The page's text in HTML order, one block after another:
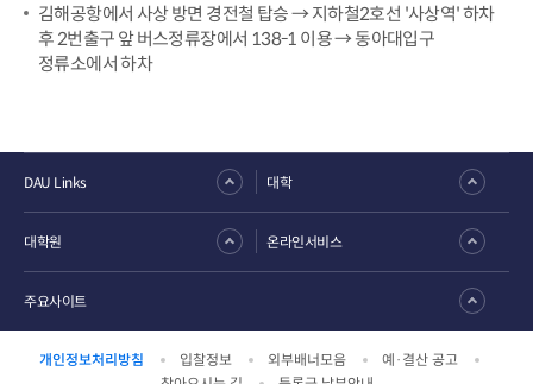
김해공항에서 사상 방면 경전철 탑승 → 지하철2호선 '사상역' 하차
후 2번출구 앞 버스정류장에서 138-1 이용 → 동아대입구
정류소에서 하차
개인정보처리방침 입찰정보 외부배너모음
예·결산 공고
DAU Links 대학
대학원 온라인서비스
주요사이트